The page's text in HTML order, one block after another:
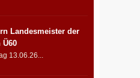
Landesmeister der
Ü60
13.06.26...